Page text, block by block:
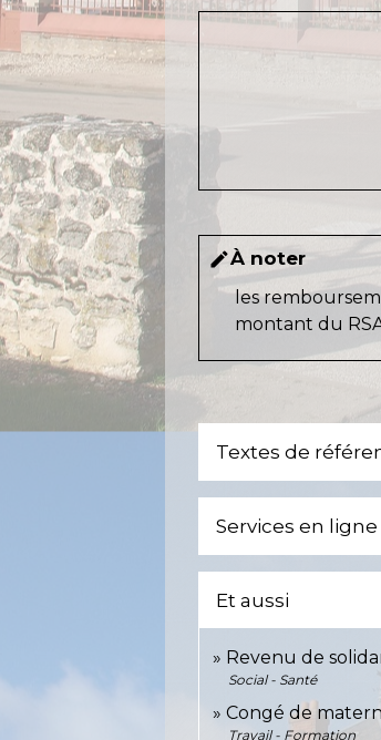
editÀ noter
les
montant du
Textes de
Services en
Et aussi
Revenu de
Social - Santé
Congé de
Travail - Formation